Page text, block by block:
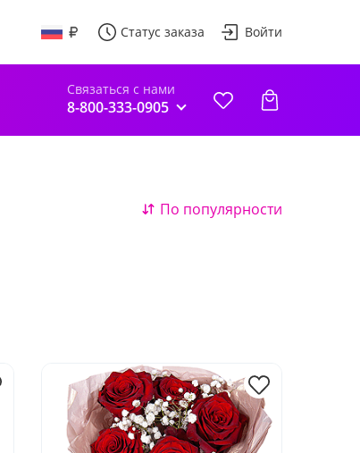
Статус заказа Войти
Связаться с нами
8-800-333-0905
По популярности